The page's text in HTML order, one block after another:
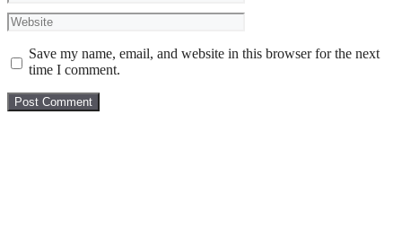
Website
Save my name, email, and website in this browser for the next
time I comment.